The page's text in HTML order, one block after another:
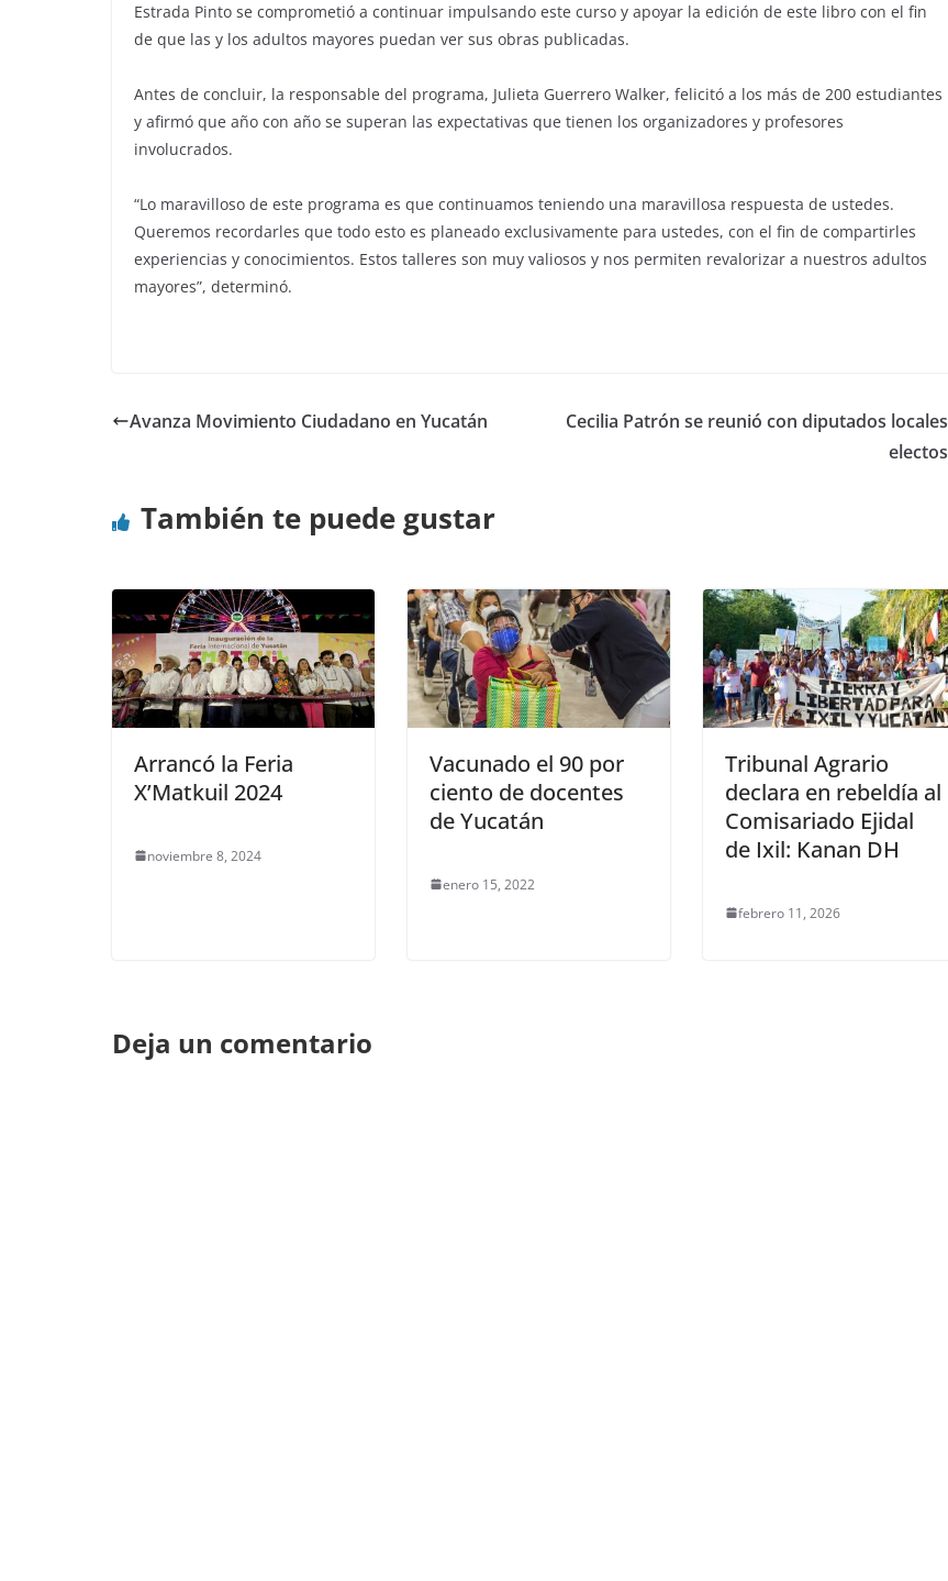
Estrada Pinto se comprometió a continuar impulsando este curso y apoyar la edición de este libro con el fin
de que las y los adultos mayores puedan ver sus obras publicadas.
Antes de concluir, la responsable del programa, Julieta Guerrero Walker, felicitó a los más de 200 estudiantes
y afirmó que año con año se superan las expectativas que tienen los organizadores y profesores
involucrados.
“Lo maravilloso de este programa es que continuamos teniendo una maravillosa respuesta de ustedes.
Queremos recordarles que todo esto es planeado exclusivamente para ustedes, con el fin de compartirles
experiencias y conocimientos. Estos talleres son muy valiosos y nos permiten revalorizar a nuestros adultos
mayores”, determinó.
Avanza Movimiento Ciudadano en Yucatán
Cecilia Patrón se reunió con diputados locales
electos
También te puede gustar
Arrancó la Feria
X’Matkuil 2024
noviembre 8, 2024
Vacunado el 90 por
ciento de docentes
de Yucatán
enero 15, 2022
Tribunal Agrario
declara en rebeldía al
Comisariado Ejidal
de Ixil: Kanan DH
febrero 11, 2026
Deja un comentario